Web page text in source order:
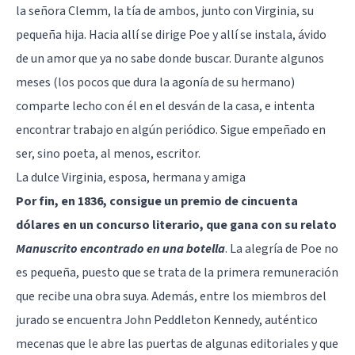
la señora Clemm, la tía de ambos, junto con Virginia, su
pequeña hija. Hacia allí se dirige Poe y allí se instala, ávido
de un amor que ya no sabe donde buscar. Durante algunos
meses (los pocos que dura la agonía de su hermano)
comparte lecho con él en el desván de la casa, e intenta
encontrar trabajo en algún periódico. Sigue empeñado en
ser, sino poeta, al menos, escritor.
La dulce Virginia, esposa, hermana y amiga
Por fin, en 1836, consigue un premio de cincuenta
dólares en un concurso literario, que gana con su relato
Manuscrito encontrado en una botella. La alegría de Poe no
es pequeña, puesto que se trata de la primera remuneración
que recibe una obra suya. Además, entre los miembros del
jurado se encuentra John Peddleton Kennedy, auténtico
mecenas que le abre las puertas de algunas editoriales y que